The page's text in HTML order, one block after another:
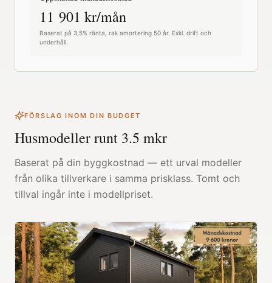
11 901 kr/mån
Baserat på 3,5% ränta, rak amortering 50 år. Exkl. drift och
underhåll.
FÖRSLAG INOM DIN BUDGET
Husmodeller runt 3.5 mkr
Baserat på din byggkostnad — ett urval modeller
från olika tillverkare i samma prisklass. Tomt och
tillval ingår inte i modellpriset.